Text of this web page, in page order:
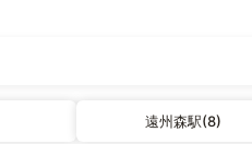
遠州森駅(8)